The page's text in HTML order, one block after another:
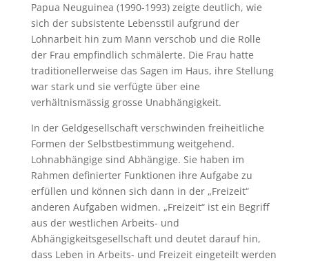
Papua Neuguinea (1990-1993) zeigte deutlich, wie
sich der subsistente Lebensstil aufgrund der
Lohnarbeit hin zum Mann verschob und die Rolle
der Frau empfindlich schmälerte. Die Frau hatte
traditionellerweise das Sagen im Haus, ihre Stellung
war stark und sie verfügte über eine
verhältnismässig grosse Unabhängigkeit.
In der Geldgesellschaft verschwinden freiheitliche
Formen der Selbstbestimmung weitgehend.
Lohnabhängige sind Abhängige. Sie haben im
Rahmen definierter Funktionen ihre Aufgabe zu
erfüllen und können sich dann in der „Freizeit“
anderen Aufgaben widmen. „Freizeit“ ist ein Begriff
aus der westlichen Arbeits- und
Abhängigkeitsgesellschaft und deutet darauf hin,
dass Leben in Arbeits- und Freizeit eingeteilt werden